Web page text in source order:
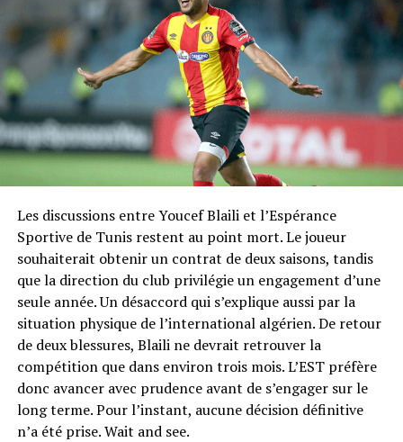
Les discussions entre Youcef Blaili et l’Espérance
Sportive de Tunis restent au point mort. Le joueur
souhaiterait obtenir un contrat de deux saisons, tandis
que la direction du club privilégie un engagement d’une
seule année. Un désaccord qui s’explique aussi par la
situation physique de l’international algérien. De retour
de deux blessures, Blaili ne devrait retrouver la
compétition que dans environ trois mois. L’EST préfère
donc avancer avec prudence avant de s’engager sur le
long terme. Pour l’instant, aucune décision définitive
n’a été prise. Wait and see.